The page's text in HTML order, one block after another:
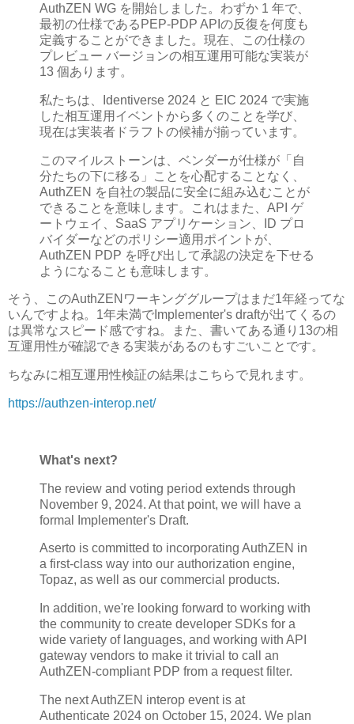
AuthZEN WG を開始しました。わずか 1 年で、
最初の仕様であるPEP-PDP APIの反復を何度も
定義することができました。現在、この仕様の
プレビュー バージョンの相互運用可能な実装が
13 個あります。
私たちは、Identiverse 2024 と EIC 2024 で実施
した相互運用イベントから多くのことを学び、
現在は実装者ドラフトの候補が揃っています。
このマイルストーンは、ベンダーが仕様が「自
分たちの下に移る」ことを心配することなく、
AuthZEN を自社の製品に安全に組み込むことが
できることを意味します。これはまた、API ゲ
ートウェイ、SaaS アプリケーション、ID プロ
バイダーなどのポリシー適用ポイントが、
AuthZEN PDP を呼び出して承認の決定を下せる
ようになることも意味します。
そう、このAuthZENワーキンググループはまだ1年経ってな
いんですよね。1年未満でImplementer's draftが出てくるの
は異常なスピード感ですね。また、書いてある通り13の相
互運用性が確認できる実装があるのもすごいことです。
ちなみに相互運用性検証の結果はこちらで見れます。
https://authzen-interop.net/
What's next?
The review and voting period extends through
November 9, 2024. At that point, we will have a
formal Implementer's Draft.
Aserto is committed to incorporating AuthZEN in
a first-class way into our authorization engine,
Topaz, as well as our commercial products.
In addition, we're looking forward to working with
the community to create developer SDKs for a
wide variety of languages, and working with API
gateway vendors to make it trivial to call an
AuthZEN-compliant PDP from a request filter.
The next AuthZEN interop event is at
Authenticate 2024 on October 15, 2024. We plan